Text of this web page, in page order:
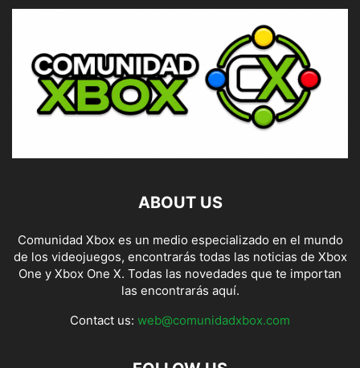
ABOUT US
Comunidad Xbox es un medio especializado en el mundo
de los videojuegos, encontrarás todas las noticias de Xbox
One y Xbox One X. Todas las novedades que te importan
las encontrarás aquí.
Contact us: web@comunidadxbox.com